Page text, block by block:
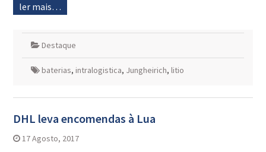
ler mais…
Destaque
baterias, intralogistica, Jungheirich, litio
DHL leva encomendas à Lua
17 Agosto, 2017